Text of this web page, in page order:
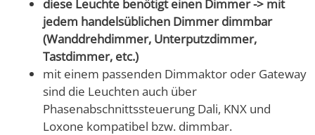
diese Leuchte benötigt einen Dimmer -> mit
jedem handelsüblichen Dimmer dimmbar
(Wanddrehdimmer, Unterputzdimmer,
Tastdimmer, etc.)
mit einem passenden Dimmaktor oder Gateway
sind die Leuchten auch über
Phasenabschnittssteuerung Dali, KNX und
Loxone kompatibel bzw. dimmbar.